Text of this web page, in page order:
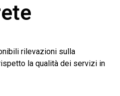
rilevazioni sulla
la qualità dei servizi in